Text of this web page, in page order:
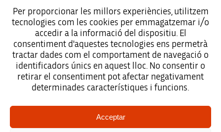
Per proporcionar les millors experiències, utilitzem
tecnologies com les cookies per emmagatzemar i/o
accedir a la informació del dispositiu. El
consentiment d'aquestes tecnologies ens permetrà
tractar dades com el comportament de navegació o
identificadors únics en aquest lloc. No consentir o
retirar el consentiment pot afectar negativament
determinades característiques i funcions.
Acceptar
Més organismes de suport a la innovació
Avís legal
Política de protecció de dades